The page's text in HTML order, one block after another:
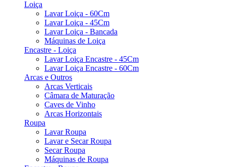
Loiça
Lavar Loiça - 60Cm
Lavar Loiça - 45Cm
Lavar Loiça - Bancada
Máquinas de Loiça
Encastre - Loiça
Lavar Loiça Encastre - 45Cm
Lavar Loiça Encastre - 60Cm
Arcas e Outros
Arcas Verticais
Câmara de Maturação
Caves de Vinho
Arcas Horizontais
Roupa
Lavar Roupa
Lavar e Secar Roupa
Secar Roupa
Máquinas de Roupa